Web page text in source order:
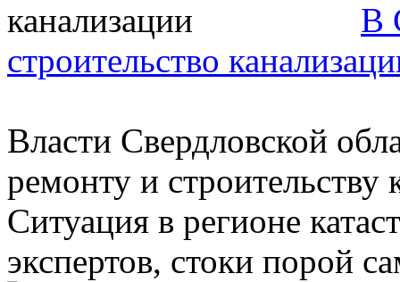
В
строительство
Власти Свердловской
ремонту и
Ситуация в регионе
экспертов, стоки порой